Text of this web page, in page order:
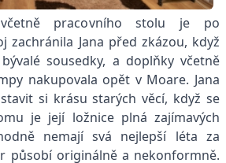
pracovního stolu je po
zachránila Jana před zkázou, když
sousedky, a doplňky včetně
nakupovala opět v Moare. Jana
si krásu starých věcí, když se
je její ložnice plná zajímavých
nemají svá nejlepší léta za
působí originálně a nekonformně.